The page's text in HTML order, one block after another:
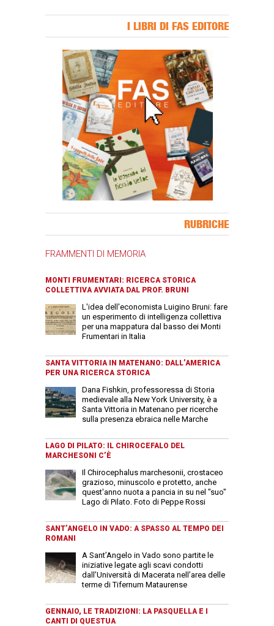
I LIBRI DI FAS EDITORE
RUBRICHE
FRAMMENTI DI MEMORIA
MONTI FRUMENTARI: RICERCA STORICA
COLLETTIVA AVVIATA DAL PROF. BRUNI
L'idea dell'economista Luigino Bruni: fare
un esperimento di intelligenza collettiva
per una mappatura dal basso dei Monti
Frumentari in Italia
SANTA VITTORIA IN MATENANO: DALL’AMERICA
PER UNA RICERCA STORICA
Dana Fishkin, professoressa di Storia
medievale alla New York University, è a
Santa Vittoria in Matenano per ricerche
sulla presenza ebraica nelle Marche
LAGO DI PILATO: IL CHIROCEFALO DEL
MARCHESONI C’È
Il Chirocephalus marchesonii, crostaceo
grazioso, minuscolo e protetto, anche
quest'anno nuota a pancia in su nel "suo"
Lago di Pilato. Foto di Peppe Rossi
SANT’ANGELO IN VADO: A SPASSO AL TEMPO DEI
ROMANI
A Sant’Angelo in Vado sono partite le
iniziative legate agli scavi condotti
dall’Università di Macerata nell’area delle
terme di Tifernum Mataurense
GENNAIO, LE TRADIZIONI: LA PASQUELLA E I
CANTI DI QUESTUA